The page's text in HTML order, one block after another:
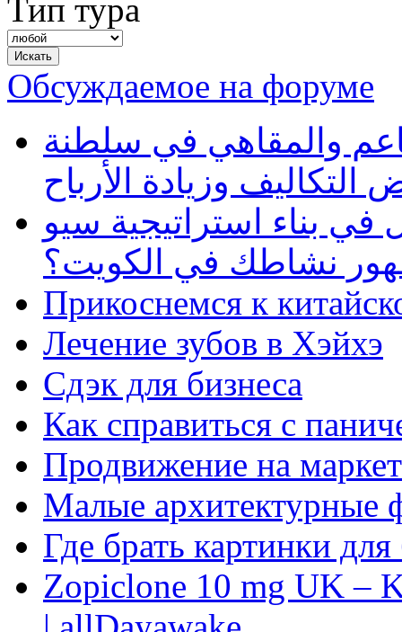
Тип тура
Обсуждаемое на форуме
والمقاهي في سلطنة
وزيادة الأرباح
بناء استراتيجية سيو
نشاطك في الكويت؟
Прикоснемся к
Лечение зубов в Хэйхэ
Сдэк для бизнеса
Как справиться с
Продвижение на
Малые архитектурные
Где брать картинки
Zopiclone 10 mg UK –